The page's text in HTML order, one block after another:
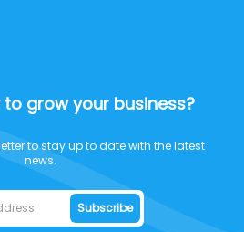
grow your business?
to stay up to date with the latest
news.
Subscribe